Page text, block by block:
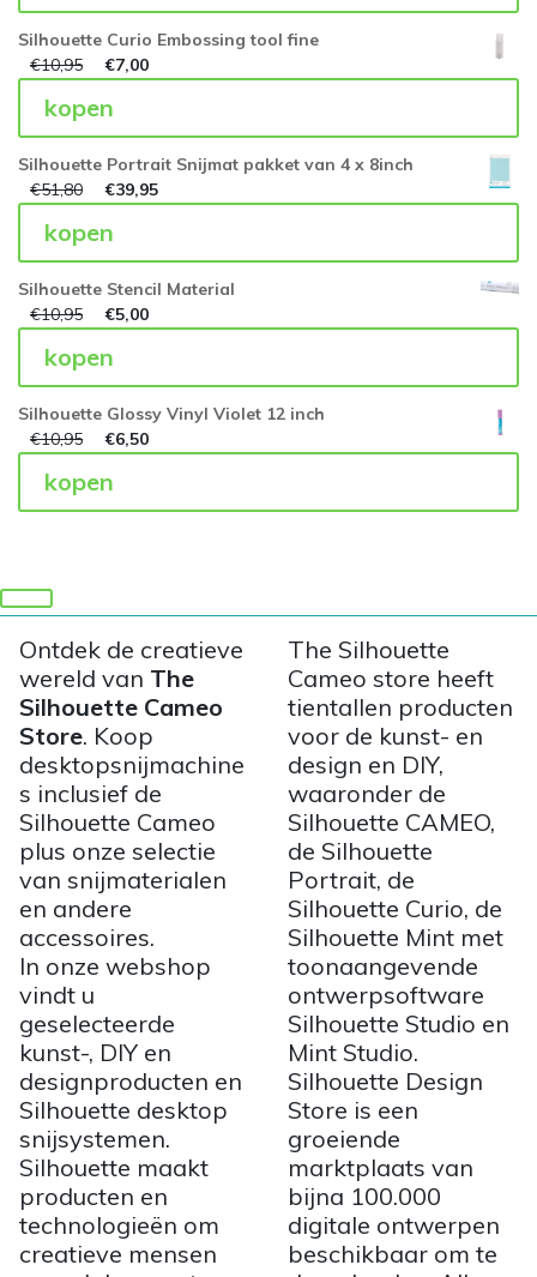
Silhouette Curio Embossing tool fine
€10,95 €7,00
kopen
Silhouette Portrait Snijmat pakket van 4 x 8inch
€51,80 €39,95
kopen
Silhouette Stencil Material
€10,95 €5,00
kopen
Silhouette Glossy Vinyl Violet 12 inch
€10,95 €6,50
kopen
Ontdek de creatieve
wereld van The
Silhouette Cameo
Store. Koop
desktopsnijmachine
s inclusief de
Silhouette Cameo
plus onze selectie
van snijmaterialen
en andere
accessoires.
In onze webshop
vindt u
geselecteerde
kunst-, DIY en
designproducten en
Silhouette desktop
snijsystemen.
Silhouette maakt
producten en
technologieën om
creatieve mensen
The Silhouette
Cameo store heeft
tientallen producten
voor de kunst- en
design en DIY,
waaronder de
Silhouette CAMEO,
de Silhouette
Portrait, de
Silhouette Curio, de
Silhouette Mint met
toonaangevende
ontwerpsoftware
Silhouette Studio en
Mint Studio.
Silhouette Design
Store is een
groeiende
marktplaats van
bijna 100.000
digitale ontwerpen
beschikbaar om te